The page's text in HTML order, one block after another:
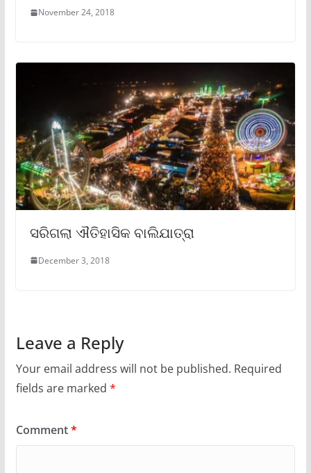
November 24, 2018
ସରିଗଲା ଐତିହାସିକ ବାଲିଯାତ୍ରା
December 3, 2018
Leave a Reply
Your email address will not be published. Required
fields are marked *
Comment*